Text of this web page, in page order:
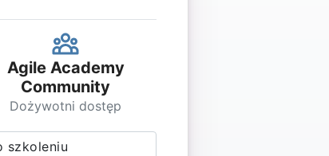
Agile Academy
Community
Dożywotni dostęp
szkoleniu